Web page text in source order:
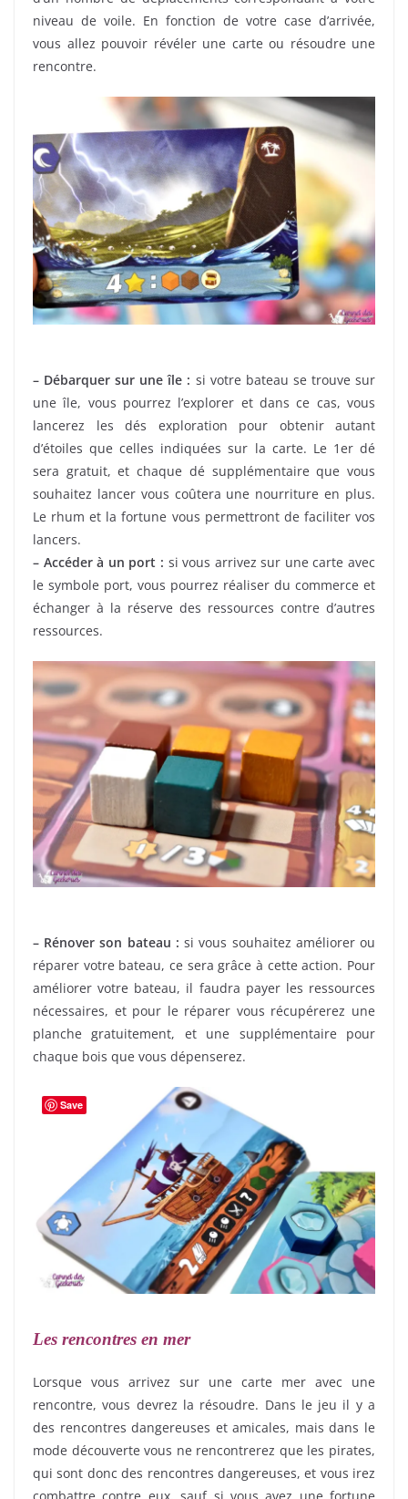
niveau de voile. En fonction de votre case d’arrivée,
vous allez pouvoir révéler une carte ou résoudre une
rencontre.
– Débarquer sur une île : si votre bateau se trouve sur
une île, vous pourrez l’explorer et dans ce cas, vous
lancerez les dés exploration pour obtenir autant
d’étoiles que celles indiquées sur la carte. Le 1er dé
sera gratuit, et chaque dé supplémentaire que vous
souhaitez lancer vous coûtera une nourriture en plus.
Le rhum et la fortune vous permettront de faciliter vos
lancers.
– Accéder à un port : si vous arrivez sur une carte avec
le symbole port, vous pourrez réaliser du commerce et
échanger à la réserve des ressources contre d’autres
ressources.
– Rénover son bateau : si vous souhaitez améliorer ou
réparer votre bateau, ce sera grâce à cette action. Pour
améliorer votre bateau, il faudra payer les ressources
nécessaires, et pour le réparer vous récupérerez une
planche gratuitement, et une supplémentaire pour
chaque bois que vous dépenserez.
Les rencontres en mer
Lorsque vous arrivez sur une carte mer avec une
rencontre, vous devrez la résoudre. Dans le jeu il y a
des rencontres dangereuses et amicales, mais dans le
mode découverte vous ne rencontrerez que les pirates,
qui sont donc des rencontres dangereuses, et vous irez
Save